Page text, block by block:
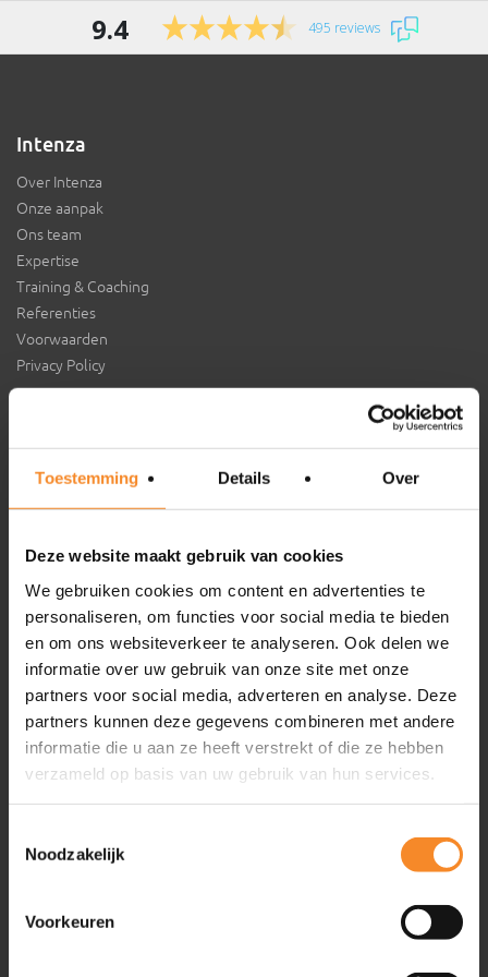
Toestemming Details Over
Deze website maakt gebruik van cookies
We gebruiken cookies om content en advertenties te
personaliseren, om functies voor social media te bieden
en om ons websiteverkeer te analyseren. Ook delen we
informatie over uw gebruik van onze site met onze
partners voor social media, adverteren en analyse. Deze
partners kunnen deze gegevens combineren met andere
informatie die u aan ze heeft verstrekt of die ze hebben
verzameld op basis van uw gebruik van hun services.
Noodzakelijk
Voorkeuren
9.4 495 reviews
Intenza
Over Intenza
Onze aanpak
Ons team
Expertise
Training & Coaching
Referenties
Voorwaarden
Privacy Policy
Inspiratie
Artikelen
Evenementen
Friend of Intenza
Geplande evenementen 2
Training & Coaching